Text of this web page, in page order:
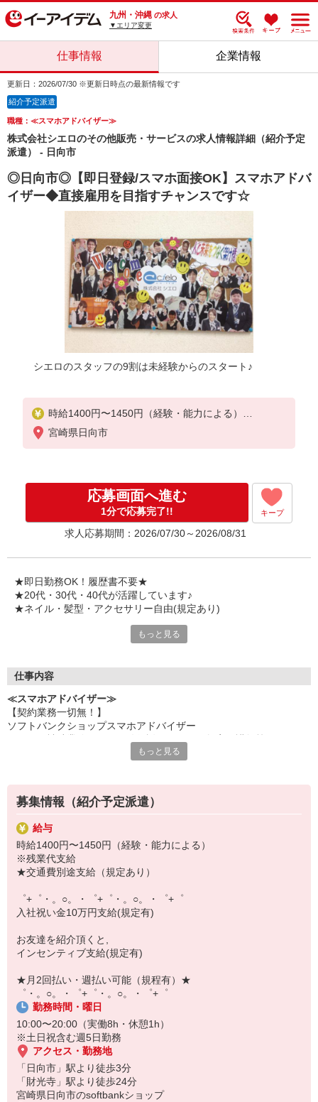
九州・沖縄 の求人
▼エリア変更
仕事情報 企業情報
更新日：2026/07/30 ※更新日時点の最新情報です
紹介予定派遣
職種：≪スマホアドバイザー≫
株式会社シエロのその他販売・サービスの求人情報詳細（紹介予定
派遣） - 日向市
◎日向市◎【即日登録/スマホ面接OK】スマホアドバ
イザー◆直接雇用を目指すチャンスです☆
シエロのスタッフの9割は未経験からのスタート♪
時給1400円〜1450円（経験・能力による）
※残業代支給
★交通費別途支給（規定あり）
入社祝い金10万円支給(規定有)
お友達を紹介頂くと,
インセンティブ支給(規定有)
゜・。○。・゜+゜・。○。・゜+゜
宮崎県日向市
応募画面へ進む
1分で応募完了!! キープ
求人応募期間：2026/07/30～2026/08/31
★即日勤務OK！履歴書不要★
★20代・30代・40代が活躍しています♪
★ネイル・髪型・アクセサリー自由(規定あり)
シエロのご紹介するお店は、
優しい人間関係がある場所ばかり！
【選べるお仕事いろいろ】
￣￣￣￣￣￣￣￣￣￣￣
事務、経理、データ入力、コールセンター、受付
機械/食品製造・梱包・仕分け・加工・組立・検査
▼美容系
眉毛サロンのアイブロウ・ネイリスト・エステ
▼営業・販売
法人営業・アパレル販売・個別指導塾・人材紹介
▼人気案件も多数♪
短期・期間限定・オープニング・官公庁案件
上場/優良/大手企業など
【スマホ面接実施中】
￣￣￣￣￣￣￣￣￣
自宅に居ながらスマホでカンタン面接OK！
オンライン面談なのでスピード対応。
即日登録もOK♪
気になった方はお気軽にご相談ください！
もっと見る
仕事内容
≪スマホアドバイザー≫
【契約業務一切無！】
ソフトバンクショップスマホアドバイザー
※未経験大歓迎、幅広い年齢層活躍！
もっと見る
募集情報（紹介予定派遣）
給与
時給1400円〜1450円（経験・能力による）
※残業代支給
★交通費別途支給（規定あり）
゜+゜・。○。・゜+゜・。○。・゜+゜
入社祝い金10万円支給(規定有)
お友達を紹介頂くと,
インセンティブ支給(規定有)
★月2回払い・週払い可能（規程有）★
゜・。○。・゜+゜・。○。・゜+゜
勤務時間・曜日
10:00〜20:00（実働8h・休憩1h）
※土日祝含む週5日勤務
アクセス・勤務地
「日向市」駅より徒歩3分
「財光寺」駅より徒歩24分
宮崎県日向市のsoftbankショップ